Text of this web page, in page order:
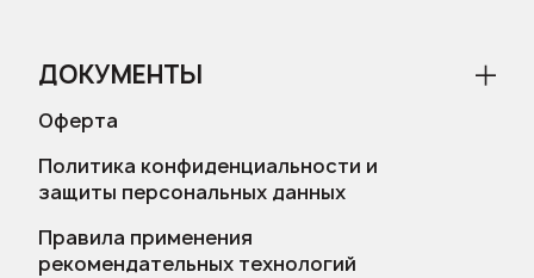
ДОКУМЕНТЫ
Оферта
Политика конфиденциальности и
защиты персональных данных
Правила применения
рекомендательных технологий